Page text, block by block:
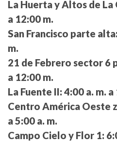
La Huerta y Altos de La
a 12:00 m.
San Francisco parte alta:
m.
21 de Febrero sector 6
a 12:00 m.
La Fuente II: 4:00 a. m. a
Centro América Oeste
a 5:00 a. m.
Campo Cielo y Flor 1: